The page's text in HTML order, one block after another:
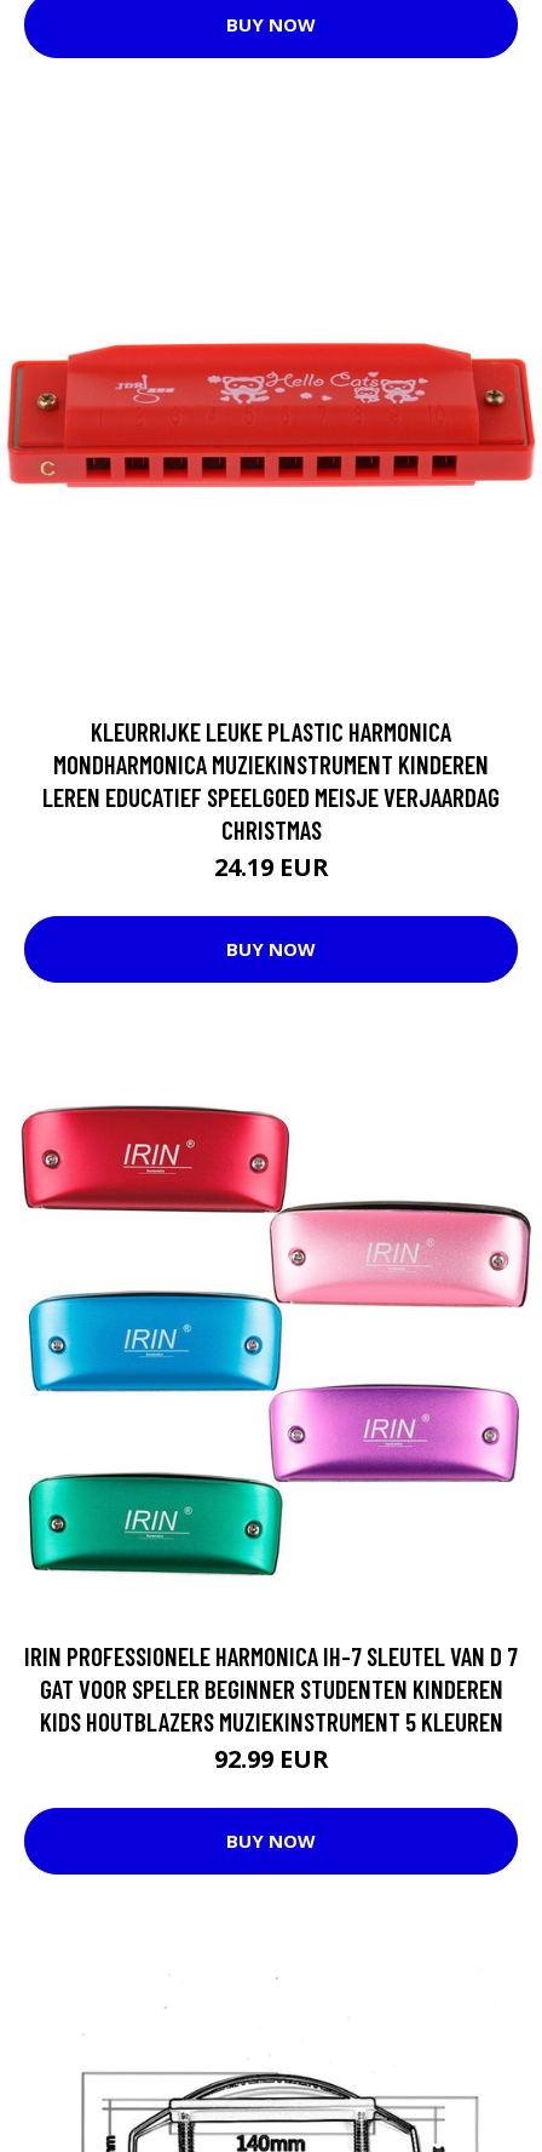
BUY NOW
KLEURRIJKE LEUKE PLASTIC HARMONICA
MONDHARMONICA MUZIEKINSTRUMENT KINDEREN
LEREN EDUCATIEF SPEELGOED MEISJE VERJAARDAG
CHRISTMAS
24.19 EUR
BUY NOW
IRIN PROFESSIONELE HARMONICA IH-7 SLEUTEL VAN D 7
GAT VOOR SPELER BEGINNER STUDENTEN KINDEREN
KIDS HOUTBLAZERS MUZIEKINSTRUMENT 5 KLEUREN
92.99 EUR
BUY NOW